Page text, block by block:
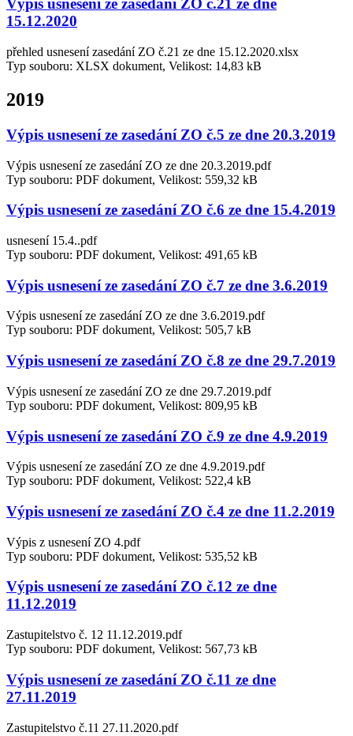
Výpis usnesení ze zasedání ZO č.21 ze dne
15.12.2020
přehled usnesení zasedání ZO č.21 ze dne 15.12.2020.xlsx
Typ souboru: XLSX dokument, Velikost: 14,83 kB
2019
Výpis usnesení ze zasedání ZO č.5 ze dne 20.3.2019
Výpis usnesení ze zasedání ZO ze dne 20.3.2019.pdf
Typ souboru: PDF dokument, Velikost: 559,32 kB
Výpis usnesení ze zasedání ZO č.6 ze dne 15.4.2019
usnesení 15.4..pdf
Typ souboru: PDF dokument, Velikost: 491,65 kB
Výpis usnesení ze zasedání ZO č.7 ze dne 3.6.2019
Výpis usnesení ze zasedání ZO ze dne 3.6.2019.pdf
Typ souboru: PDF dokument, Velikost: 505,7 kB
Výpis usnesení ze zasedání ZO č.8 ze dne 29.7.2019
Výpis usnesení ze zasedání ZO ze dne 29.7.2019.pdf
Typ souboru: PDF dokument, Velikost: 809,95 kB
Výpis usnesení ze zasedání ZO č.9 ze dne 4.9.2019
Výpis usnesení ze zasedání ZO ze dne 4.9.2019.pdf
Typ souboru: PDF dokument, Velikost: 522,4 kB
Výpis usnesení ze zasedání ZO č.4 ze dne 11.2.2019
Výpis z usnesení ZO 4.pdf
Typ souboru: PDF dokument, Velikost: 535,52 kB
Výpis usnesení ze zasedání ZO č.12 ze dne
11.12.2019
Zastupitelstvo č. 12 11.12.2019.pdf
Typ souboru: PDF dokument, Velikost: 567,73 kB
Výpis usnesení ze zasedání ZO č.11 ze dne
27.11.2019
Zastupitelstvo č.11 27.11.2020.pdf